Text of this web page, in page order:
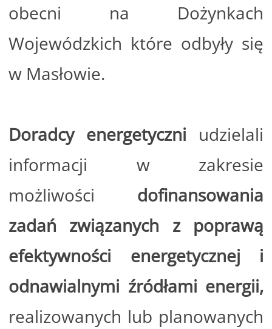
obecni na Dożynkach
Wojewódzkich które odbyły się
w Masłowie.
Doradcy energetyczni udzielali
informacji w zakresie
możliwości dofinansowania
zadań związanych z poprawą
efektywności energetycznej i
odnawialnymi źródłami energii,
realizowanych lub planowanych